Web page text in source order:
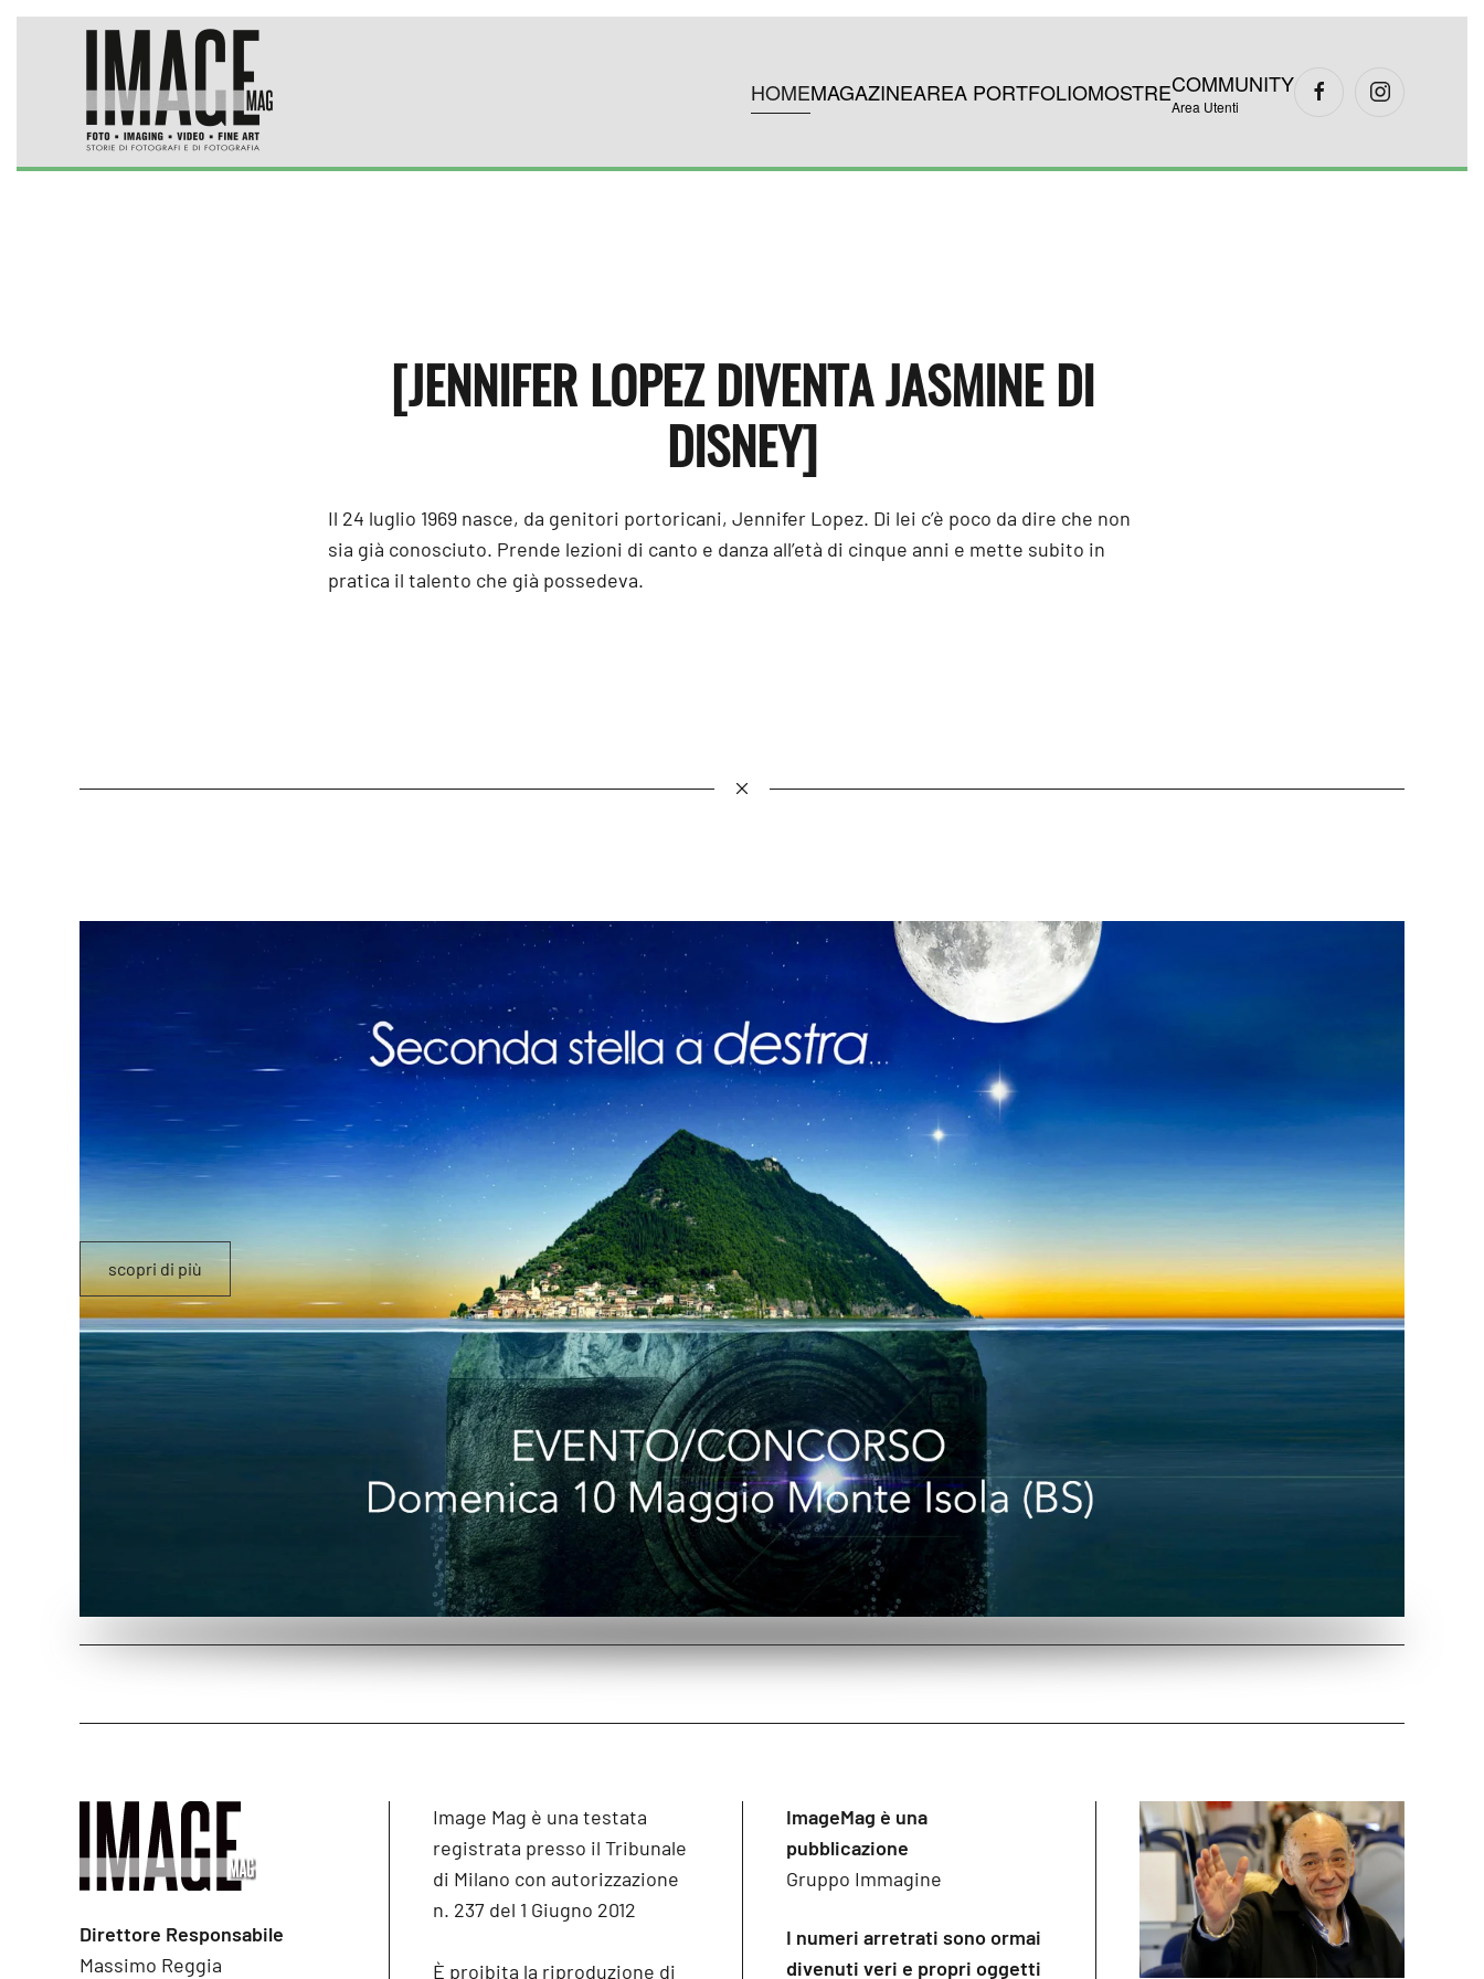
Skip to main content
HOMEMAGAZINEAREA PORTFOLIOMOSTRECOMMUNITY
Area Utenti
[JENNIFER LOPEZ DIVENTA JASMINE DI
DISNEY]
Il 24 luglio 1969 nasce, da genitori portoricani, Jennifer Lopez. Di lei c’è poco da dire che non
sia già conosciuto. Prende lezioni di canto e danza all’età di cinque anni e mette subito in
pratica il talento che già possedeva.
scopri di più
Direttore Responsabile
Massimo Reggia
Image Mag è una testata
registrata presso il Tribunale
di Milano con autorizzazione
n. 237 del 1 Giugno 2012
È proibita la riproduzione di
ImageMag è una
pubblicazione
Gruppo Immagine
I numeri arretrati sono ormai
divenuti veri e propri oggetti